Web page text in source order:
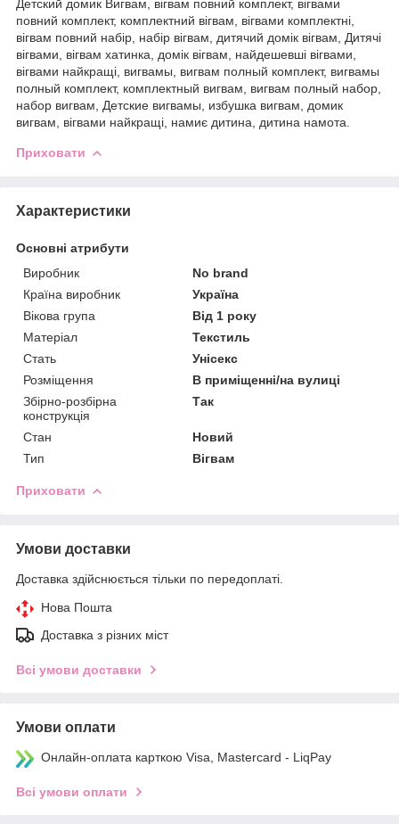
Детский домик Вигвам, вігвам повний комплект, вігвами
повний комплект, комплектний вігвам, вігвами комплектні,
вігвам повний набір, набір вігвам, дитячий домік вігвам, Дитячі
вігвами, вігвам хатинка, домік вігвам, найдешевші вігвами,
вігвами найкращі, вигвамы, вигвам полный комплект, вигвамы
полный комплект, комплектный вигвам, вигвам полный набор,
набор вигвам, Детские вигвамы, избушка вигвам, домик
вигвам, вігвами найкращі, намиє дитина, дитина намота.
Приховати
Характеристики
Основні атрибути
Виробник
No brand
Країна виробник
Україна
Вікова група
Від 1 року
Матеріал
Текстиль
Стать
Унісекс
Розміщення
В приміщенні/на вулиці
Збірно-розбірна
конструкція
Так
Стан
Новий
Тип
Вігвам
Приховати
Умови доставки
Доставка здійснюється тільки по передоплаті.
Нова Пошта
Доставка з різних міст
Всі умови доставки
Умови оплати
Онлайн-оплата карткою Visa, Mastercard - LiqPay
Всі умови оплати